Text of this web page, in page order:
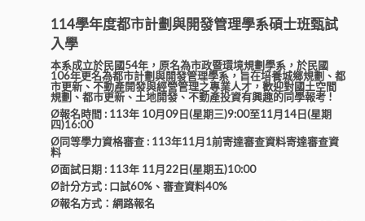
114學年度都市計劃與開發管理學系碩士班甄試
入學
本系成立於民國54年，原名為市政暨環境規劃學系，於民國
106年更名為都市計劃與開發管理學系，旨在培養城鄉規劃、都
市更新、不動產開發與經營管理之專業人才，歡迎對國土空間
規劃、都市更新、土地開發、不動產投資有興趣的同學報考 !
Ø報名時間 : 113年 10月09日(星期三)9:00至11月14日(星期
四)16:00
Ø同等學力資格審查 : 113年11月1前寄達審查資料寄達審查資
料
Ø面試日期 : 113年 11月22日(星期五)10:00
Ø計分方式 : 口試60%、審查資料40%
Ø報名方式：網路報名